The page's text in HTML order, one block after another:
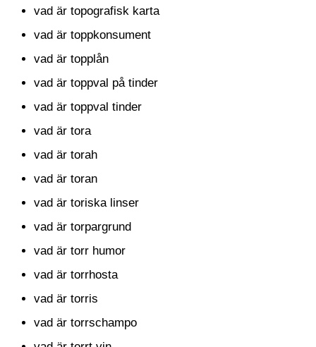
vad är topografisk karta
vad är toppkonsument
vad är topplån
vad är toppval på tinder
vad är toppval tinder
vad är tora
vad är torah
vad är toran
vad är toriska linser
vad är torpargrund
vad är torr humor
vad är torrhosta
vad är torris
vad är torrschampo